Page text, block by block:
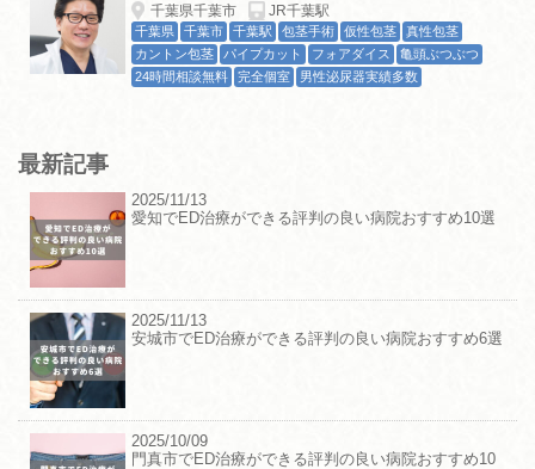
千葉県千葉市 JR千葉駅
千葉県 千葉市 千葉駅 包茎手術 仮性包茎
真性包茎
カントン包茎
パイプカット フォアダイス
亀頭ぶつぶつ
24時間相談無料
完全個室 男性泌尿器実績多数
最新記事
2025/11/13
愛知でED治療ができる評判の良い病院おすすめ10選
2025/11/13
安城市でED治療ができる評判の良い病院おすすめ6選
2025/10/09
門真市でED治療ができる評判の良い病院おすすめ10